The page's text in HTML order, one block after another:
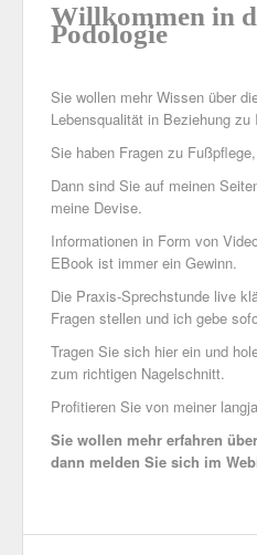
Willkommen in
Podologie
Sie wollen mehr Wissen über
Lebensqualität in Beziehung zu
Sie haben Fragen zu
Dann sind Sie auf meinen
meine Devise.
Informationen in Form von
EBook ist immer ein Gewinn.
Die Praxis-Sprechstunde live
Fragen stellen und ich gebe
Tragen Sie sich hier ein und
zum richtigen Nagelschnitt.
Profitieren Sie von meiner
Sie wollen mehr erfahren
dann melden Sie sich im